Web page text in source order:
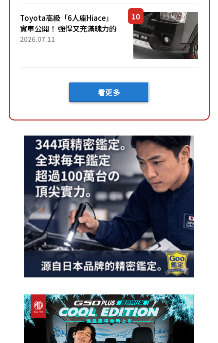
車？...
Toyota高級「6人座Hiace」
實車公開！ 強悍又充滿魄力的
「全黑設計」搭配特別「豪華
2026.07.11
看更多